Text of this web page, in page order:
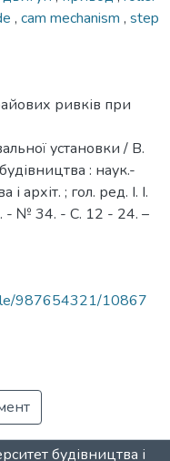
, cam mechanism , step
ривків при
установки / В.
: наук.-
архіт. ; гол. ред. І. І.
- № 34. - С. 12 - 24. –
987654321/10867
будівництва і